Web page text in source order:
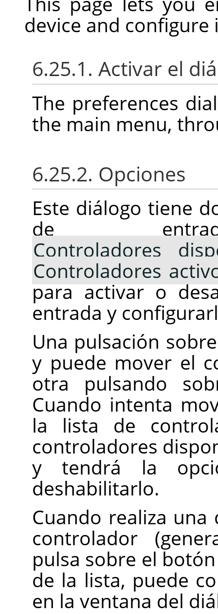
device and configure
6.25.1. Activar el
The preferences
the main menu,
6.25.2. Opciones
Este diálogo tiene
de
Controladores
Controladores
para activar o
entrada y
Una pulsación
y puede mover el
otra pulsando
Cuando intenta
la lista de
controladores
y tendrá la
deshabilitarlo.
Cuando realiza
controlador
pulsa sobre el
de la lista, puede
en la ventana del